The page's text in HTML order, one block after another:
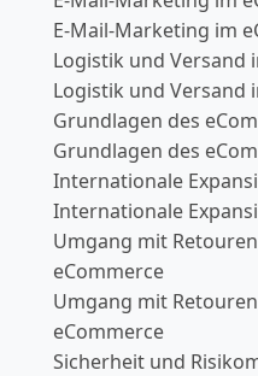
E-Mail-Marketing im
Logistik und Versand
Logistik und Versand
Grundlagen des
Grundlagen des
Internationale
Internationale
Umgang mit
eCommerce
Umgang mit
eCommerce
Sicherheit und